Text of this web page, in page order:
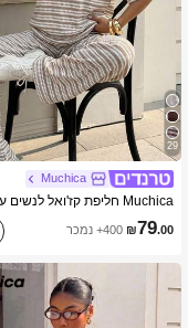
4.79 337K עוקבים
29
Muchica
Muchica חליפת קז'ואל לנשים עם פסים
₪79.00 400+ נמכר